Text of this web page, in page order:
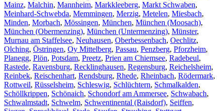
Mainz, Malchin, Mannheim, Markkleeberg, Markt Schwaben,
Meinhard-Schwebda, Memmingen, Merzig, Metelen, Miesbach,
Minden, Morbach, Mössingen, München, München (Moosach),
München (Obermenzing), München (Untermenzing), Münster,
Murnau am Staffelsee, Neuhausen, Oberbessenbach, Oechlitz,
Olching, Östringen, Oy Mittelberg, Passau, Penzberg, Pforzheim,
Planegg, Plön, Potsdam, Preetz, Prien am Chiemsee, Radebeul,
Rastede, Ravensburg, Recklinghausen, Regensburg, Reichelsheim,
Reinbek, Reischenhart, Rendsburg, Rhede, Rheinbach, Rödermark,
Rottweil, Rüsselsheim, Schleswig, Schlüchtern, Schmalkalden,
Schöllkrippen, Schönaich, Schondorf am Ammersee, Schwabach,
Schwalmstadt, Schwelm, Schwentinental (Raisdorf), Seiffen,